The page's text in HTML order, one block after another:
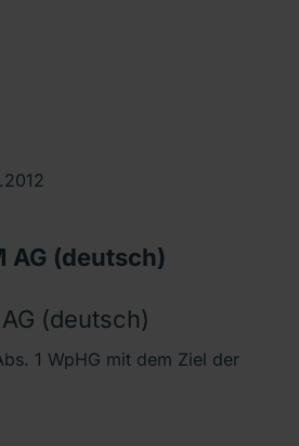
AG (deutsch)
(deutsch)
1 WpHG mit dem Ziel der